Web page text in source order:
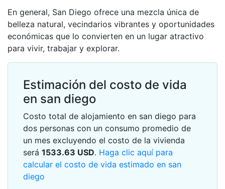
En general, San Diego ofrece una mezcla única de
belleza natural, vecindarios vibrantes y oportunidades
económicas que lo convierten en un lugar atractivo
para vivir, trabajar y explorar.
Estimación del costo de vida
en san diego
Costo total de alojamiento en san diego para
dos personas con un consumo promedio de
un mes excluyendo el costo de la vivienda
será 1533.63 USD. Haga clic aquí para
calcular el costo de vida estimado en san
diego